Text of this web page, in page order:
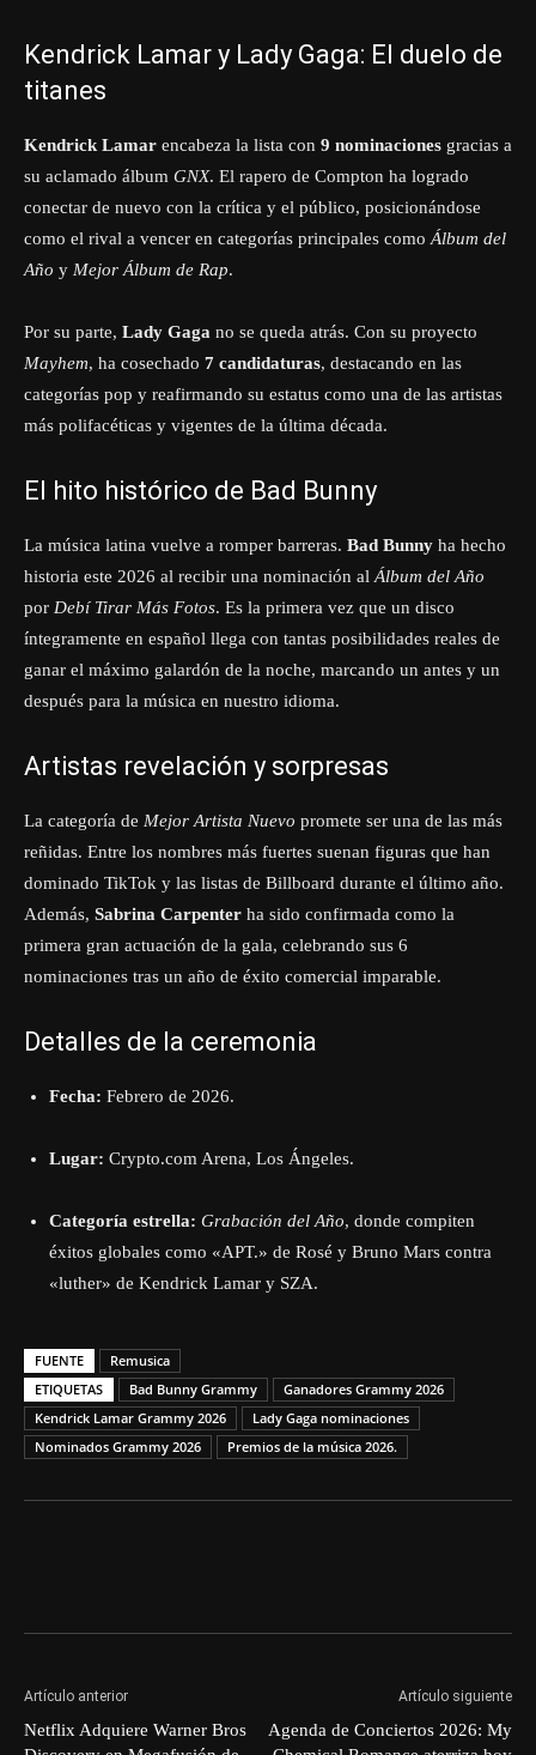
Kendrick Lamar y Lady Gaga: El duelo de
titanes
Kendrick Lamar encabeza la lista con 9 nominaciones gracias a
su aclamado álbum GNX. El rapero de Compton ha logrado
conectar de nuevo con la crítica y el público, posicionándose
como el rival a vencer en categorías principales como Álbum del
Año y Mejor Álbum de Rap.
Por su parte, Lady Gaga no se queda atrás. Con su proyecto
Mayhem, ha cosechado 7 candidaturas, destacando en las
categorías pop y reafirmando su estatus como una de las artistas
más polifacéticas y vigentes de la última década.
El hito histórico de Bad Bunny
La música latina vuelve a romper barreras. Bad Bunny ha hecho
historia este 2026 al recibir una nominación al Álbum del Año
por Debí Tirar Más Fotos. Es la primera vez que un disco
íntegramente en español llega con tantas posibilidades reales de
ganar el máximo galardón de la noche, marcando un antes y un
después para la música en nuestro idioma.
Artistas revelación y sorpresas
La categoría de Mejor Artista Nuevo promete ser una de las más
reñidas. Entre los nombres más fuertes suenan figuras que han
dominado TikTok y las listas de Billboard durante el último año.
Además, Sabrina Carpenter ha sido confirmada como la
primera gran actuación de la gala, celebrando sus 6
nominaciones tras un año de éxito comercial imparable.
Detalles de la ceremonia
Fecha: Febrero de 2026.
Lugar: Crypto.com Arena, Los Ángeles.
Categoría estrella: Grabación del Año, donde compiten
éxitos globales como «APT.» de Rosé y Bruno Mars contra
«luther» de Kendrick Lamar y SZA.
FUENTE
Remusica
ETIQUETAS
Bad Bunny Grammy
Ganadores Grammy 2026
Kendrick Lamar Grammy 2026
Lady Gaga nominaciones
Nominados Grammy 2026
Premios de la música 2026.
Artículo anterior
Netflix Adquiere Warner Bros
Artículo siguiente
Agenda de Conciertos 2026: My